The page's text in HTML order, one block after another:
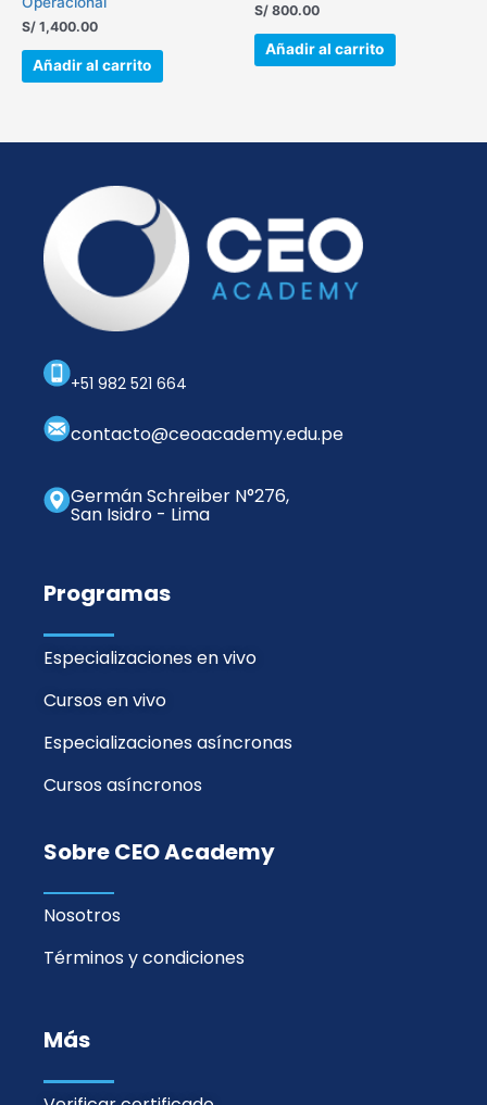
S/ 1,400.00
Añadir al carrito
S/ 800.00
Añadir al carrito
+51 982 521 664
contacto@ceoacademy.edu.pe
Germán Schreiber N°276,
San Isidro - Lima
Programas
Especializaciones en vivo
Cursos en vivo
Especializaciones asíncronas
Cursos asíncronos
Sobre CEO Academy
Nosotros
Términos y condiciones
Más